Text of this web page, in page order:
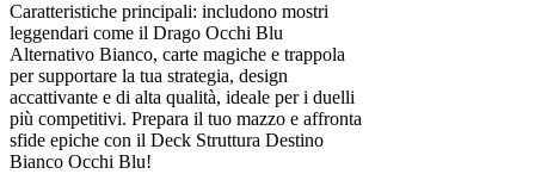
Caratteristiche principali: includono mostri
leggendari come il Drago Occhi Blu
Alternativo Bianco, carte magiche e trappola
per supportare la tua strategia, design
accattivante e di alta qualità, ideale per i duelli
più competitivi. Prepara il tuo mazzo e affronta
sfide epiche con il Deck Struttura Destino
Bianco Occhi Blu!